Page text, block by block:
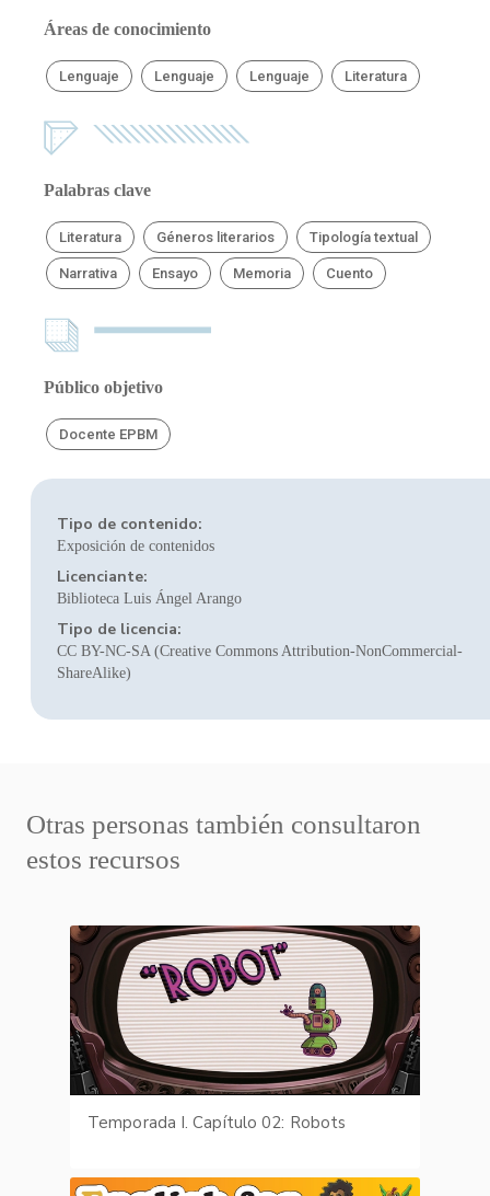
Áreas de conocimiento
Lenguaje Lenguaje Lenguaje Literatura
Palabras clave
Literatura Géneros literarios Tipología textual
Narrativa Ensayo Memoria Cuento
Público objetivo
Docente EPBM
Tipo de contenido:
Exposición de contenidos
Licenciante:
Biblioteca Luis Ángel Arango
Tipo de licencia:
CC BY-NC-SA (Creative Commons Attribution-NonCommercial-
ShareAlike)
Otras personas también consultaron
estos recursos
Temporada I. Capítulo 02: Robots